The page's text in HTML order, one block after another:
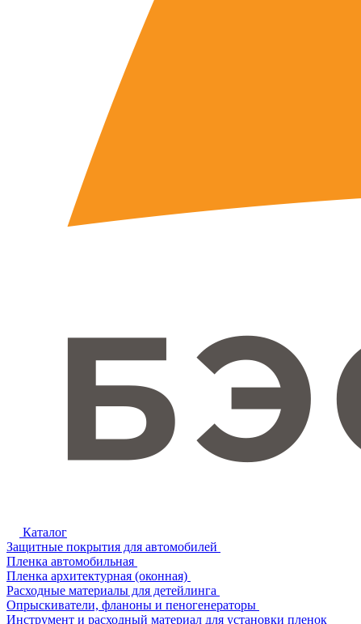
Каталог
Защитные покрытия для автомобилей
Пленка автомобильная
Пленка архитектурная (оконная)
Расходные материалы для детейлинга
Опрыскиватели, фланоны и пеногенераторы
Инструмент и расходный материал для установки пленок